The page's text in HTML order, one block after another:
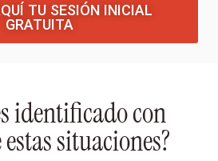
TU SESIÓN INICIAL
GRATUITA
identificado con
situaciones?